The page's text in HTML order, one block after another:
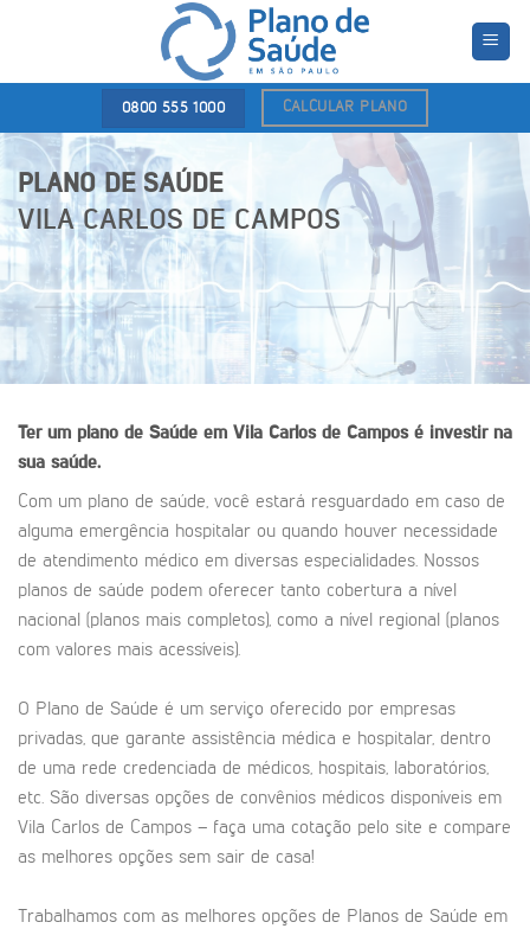
0800 555 1000 CALCULAR PLANO
PLANO DE SAÚDE
VILA CARLOS DE CAMPOS
Ter um plano de Saúde em Vila Carlos de Campos é investir na
sua saúde.
Com um plano de saúde, você estará resguardado em caso de
alguma emergência hospitalar ou quando houver necessidade
de atendimento médico em diversas especialidades. Nossos
planos de saúde podem oferecer tanto cobertura a nível
nacional (planos mais completos), como a nível regional (planos
com valores mais acessíveis).
O Plano de Saúde é um serviço oferecido por empresas
privadas, que garante assistência médica e hospitalar, dentro
de uma rede credenciada de médicos, hospitais, laboratórios,
etc. São diversas opções de convênios médicos disponíveis em
Vila Carlos de Campos – faça uma cotação pelo site e compare
as melhores opções sem sair de casa!
Trabalhamos com as melhores opções de Planos de Saúde em